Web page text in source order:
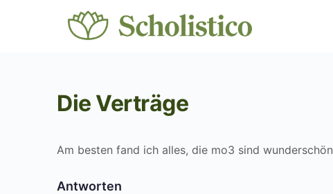
Die Verträge
Am besten fand ich alles, die mo3 sind wunderschön
Antworten